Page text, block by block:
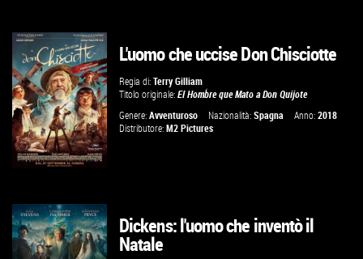
GUARDA IL TRAILER
VAI ALLA SCHEDA
GUARDA IL TRAILER
L'uomo che uccise Don Chisciotte
Regia di:Terry Gilliam
Titolo originale:El Hombre que Mato a Don Quijote
Genere:Avventuroso Nazionalità:Spagna Anno:2018
Distributore:M2 Pictures
Dickens: l'uomo che inventò il
Natale